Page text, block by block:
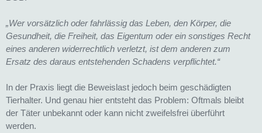
„Wer vorsätzlich oder fahrlässig das Leben, den Körper, die
Gesundheit, die Freiheit, das Eigentum oder ein sonstiges Recht
eines anderen widerrechtlich verletzt, ist dem anderen zum
Ersatz des daraus entstehenden Schadens verpflichtet.“
In der Praxis liegt die Beweislast jedoch beim geschädigten
Tierhalter. Und genau hier entsteht das Problem: Oftmals bleibt
der Täter unbekannt oder kann nicht zweifelsfrei überführt
werden.